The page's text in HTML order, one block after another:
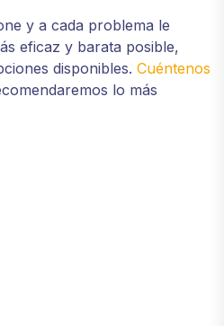
y a cada problema le
eficaz y barata posible,
disponibles. Cuéntenos
lo más